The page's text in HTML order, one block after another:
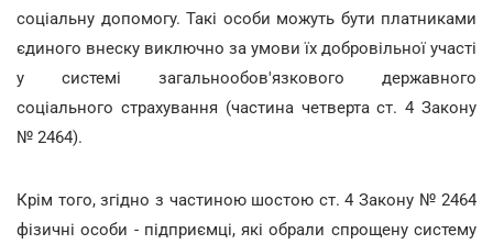
соціальну допомогу. Такі особи можуть бути платниками
єдиного внеску виключно за умови їх добровільної участі
у системі загальнообов'язкового державного
соціального страхування (частина четверта ст. 4 Закону
№ 2464).
Крім того, згідно з частиною шостою ст. 4 Закону № 2464
фізичні особи - підприємці, які обрали спрощену систему